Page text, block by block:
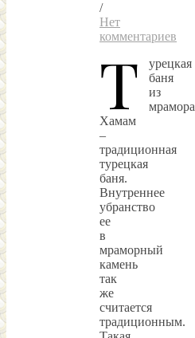
/
Нет
комментариев
Т
урецкая
баня
из
мрамора
Хамам
–
традиционная
турецкая
баня.
Внутреннее
убранство
ее
в
мраморный
камень
так
же
считается
традиционным.